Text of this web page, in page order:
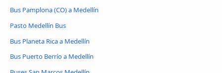
Bus Pamplona (CO) a Medellín
Pasto Medellín Bus
Bus Planeta Rica a Medellín
Bus Puerto Berrío a Medellín